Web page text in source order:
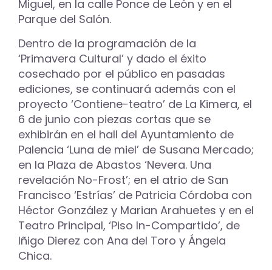
Miguel, en la calle Ponce de León y en el
Parque del Salón.
Dentro de la programación de la
‘Primavera Cultural’ y dado el éxito
cosechado por el público en pasadas
ediciones, se continuará además con el
proyecto ‘Contiene-teatro’ de La Kimera, el
6 de junio con piezas cortas que se
exhibirán en el hall del Ayuntamiento de
Palencia ‘Luna de miel’ de Susana Mercado;
en la Plaza de Abastos ‘Nevera. Una
revelación No-Frost’; en el atrio de San
Francisco ‘Estrías’ de Patricia Córdoba con
Héctor González y Marian Arahuetes y en el
Teatro Principal, ‘Piso In-Compartido’, de
Iñigo Dierez con Ana del Toro y Ángela
Chica.